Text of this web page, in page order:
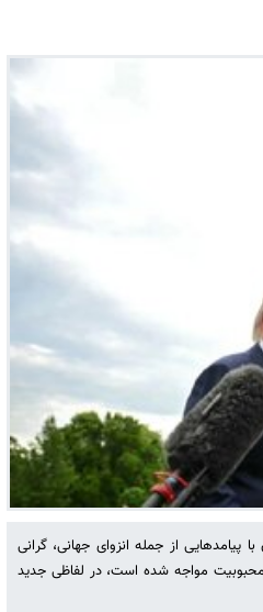
از جمله انزوای جهانی، گرانی
مواجه شده است، در لفاظی‌ جدید